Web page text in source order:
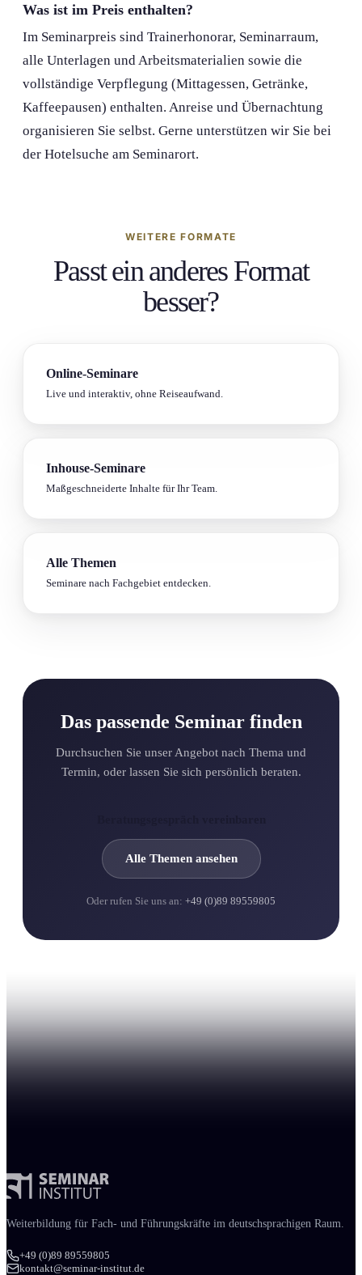
Was ist im Preis enthalten?
Im Seminarpreis sind Trainerhonorar, Seminarraum,
alle Unterlagen und Arbeitsmaterialien sowie die
vollständige Verpflegung (Mittagessen, Getränke,
Kaffeepausen) enthalten. Anreise und Übernachtung
organis­ieren Sie selbst. Gerne unterstützen wir Sie bei
der Hotelsuche am Seminarort.
WEITERE FORMATE
Passt ein anderes Format
besser?
Online-Seminare
Live und interaktiv, ohne Reiseaufwand.
Inhouse-Seminare
Maßgeschneiderte Inhalte für Ihr Team.
Alle Themen
Seminare nach Fachgebiet entdecken.
Das passende Seminar finden
Durchsuchen Sie unser Angebot nach Thema und
Termin, oder lassen Sie sich persönlich beraten.
Alle Themen ansehen
Oder rufen Sie uns an: +49 (0)89 89559805
Weiter­bildung für Fach- und Führungs­kräfte im deutschsprachigen Raum.
+49 (0)89 89559805
kontakt@seminar-institut.de